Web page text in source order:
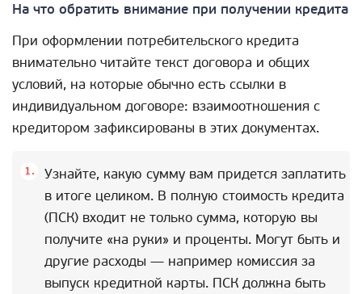
На что обратить внимание при получении кредита
При оформлении потребительского кредита
внимательно читайте текст договора и общих
условий, на которые обычно есть ссылки в
индивидуальном договоре: взаимоотношения с
кредитором зафиксированы в этих документах.
Узнайте, какую сумму вам придется заплатить
в итоге целиком. В полную стоимость кредита
(ПСК) входит не только сумма, которую вы
получите «на руки» и проценты. Могут быть и
другие расходы — например комиссия за
выпуск кредитной карты. ПСК должна быть